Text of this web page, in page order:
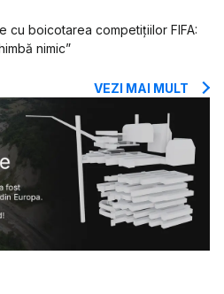
cu boicotarea competițiilor FIFA:
nimic”
VEZI MAI MULT